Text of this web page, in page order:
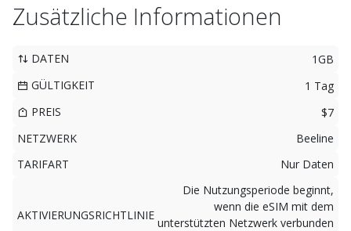
Zusätzliche Informationen
DATEN
1GB
GÜLTIGKEIT
1 Tag
PREIS
$7
NETZWERK
Beeline
TARIFART
Nur Daten
AKTIVIERUNGSRICHTLINIE
Die Nutzungsperiode beginnt,
wenn die eSIM mit dem
unterstützten Netzwerk verbunden